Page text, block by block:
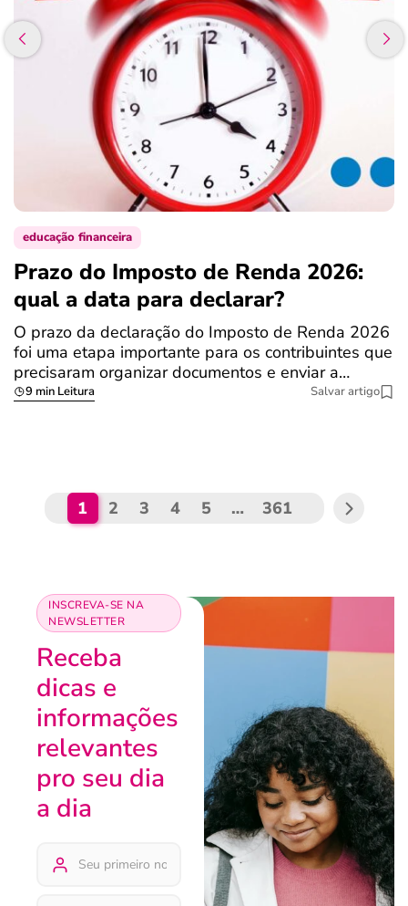
educação financeira
Prazo do Imposto de Renda 2026:
qual a data para declarar?
O prazo da declaração do Imposto de Renda 2026
foi uma etapa importante para os contribuintes que
precisaram organizar documentos e enviar a…
9 min Leitura Salvar artigo
1 2 3 4 5 … 361
INSCREVA-SE NA
NEWSLETTER
Receba
dicas e
informações
relevantes
pro seu dia
a dia